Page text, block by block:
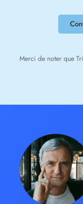
Merci de noter que